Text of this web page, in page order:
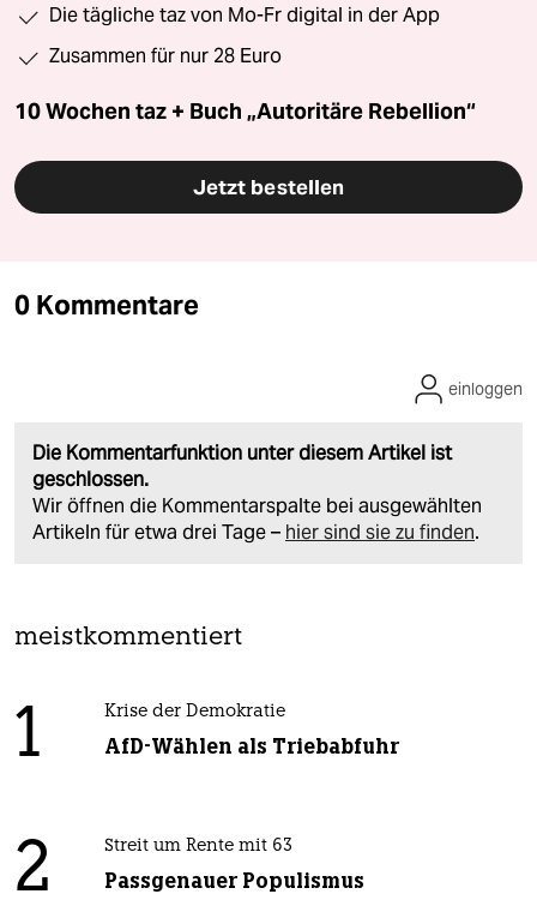
Die tägliche taz von Mo-Fr digital in der App
Zusammen für nur 28 Euro
10 Wochen taz + Buch „Autoritäre Rebellion“
Jetzt bestellen
0 Kommentare
Die Kommentarfunktion unter diesem Artikel ist
geschlossen.
Wir öffnen die Kommentarspalte bei ausgewählten
Artikeln für etwa drei Tage – hier sind sie zu finden.
einloggen
meistkommentiert
1 Krise der Demokratie
AfD-Wählen als Triebabfuhr
2 Streit um Rente mit 63
Passgenauer Populismus